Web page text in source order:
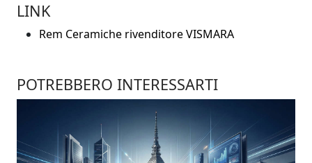
LINK
Rem Ceramiche rivenditore VISMARA
POTREBBERO INTERESSARTI